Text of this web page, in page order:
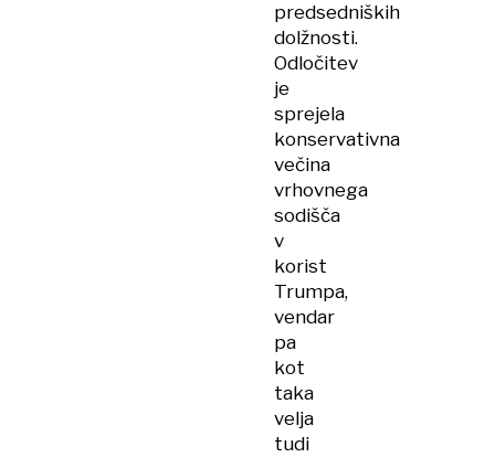
predsedniških
dolžnosti.
Odločitev
je
sprejela
konservativna
večina
vrhovnega
sodišča
v
korist
Trumpa,
vendar
pa
kot
taka
velja
tudi